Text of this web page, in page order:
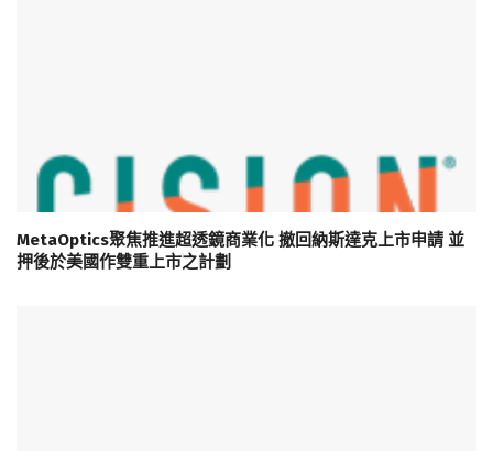
MetaOptics聚焦推進超透鏡商業化 撤回納斯達克上市申請 並
押後於美國作雙重上市之計劃